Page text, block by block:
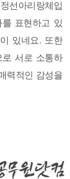
선아리랑체입
표현하고 있
있네요. 또한
서로 소통하
력적인 감성을